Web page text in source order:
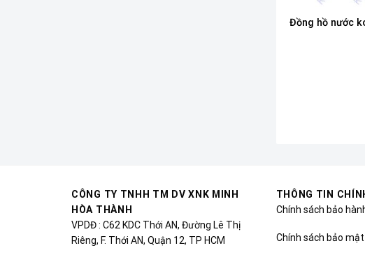
Đồng hồ nước
CÔNG TY TNHH TM DV XNK MINH
HÒA THÀNH
VPDĐ : C62 KDC Thới AN, Đường Lê Thị
Riêng, F. Thới AN, Quận 12, TP HCM
THÔNG TIN
Chính sách bảo
Chính sách bảo